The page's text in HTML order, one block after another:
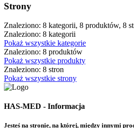
Strony
Znaleziono: 8 kategorii, 8 produktów, 8
Znaleziono: 8 kategorii
Pokaż wszystkie kategorie
Znaleziono: 8 produktów
Pokaż wszystkie produkty
Znaleziono: 8 stron
Pokaż wszystkie strony
HAS-MED - Informacja
Jesteś na stronie, na której, między innymi